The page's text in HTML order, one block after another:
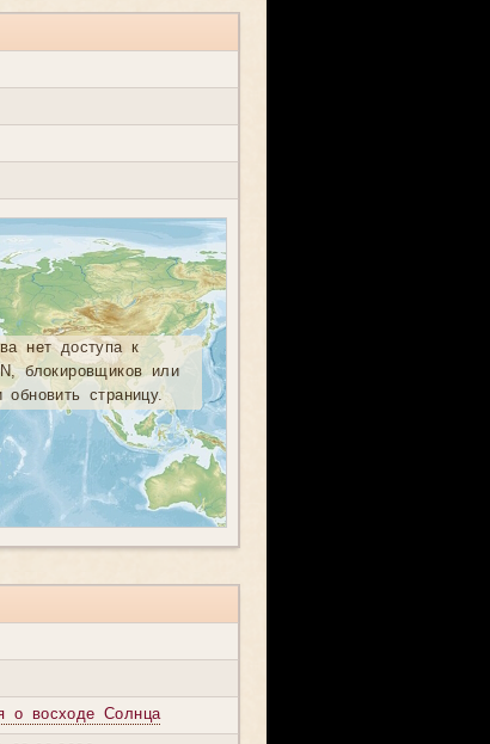
нет доступа к
блокировщиков или
страницу.
о восходе Солнца